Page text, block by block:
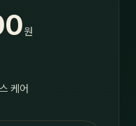
원
케어